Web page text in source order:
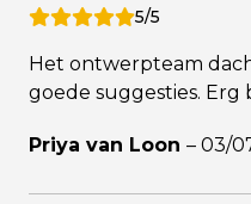
5/5
Het ontwerpteam
goede suggesties. Erg
Priya van Loon – 03/